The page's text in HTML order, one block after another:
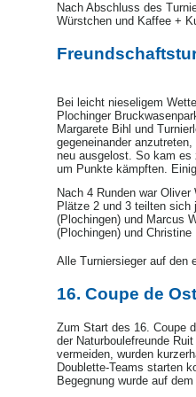
Nach Abschluss des
Würstchen und Kaffee +
Bei leicht nieseligem
Plochinger
Margarete Bihl und
gegeneinander
neu ausgelost. So kam es
um Punkte kämpften.
Nach 4 Runden war
Plätze 2 und 3 teilten sich
(Plochingen) und Marcus
(Plochingen) und
Alle Turniersieger auf den
16. Coupe de
Zum Start des 16. Coupe
der Naturboulefreunde
vermeiden, wurden
Doublette-Teams starten
Begegnung wurde auf